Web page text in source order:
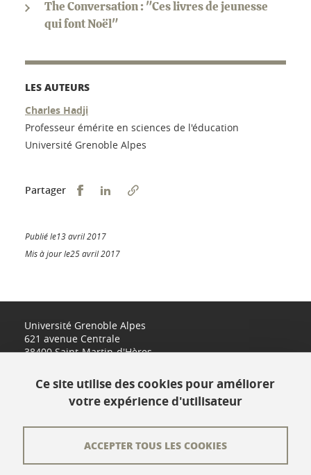
The Conversation : "Ces livres de jeunesse
qui font Noël"
LES AUTEURS
Charles Hadji
Professeur émérite en sciences de l'éducation
Université Grenoble Alpes
Partager Partager sur Facebook
Partager sur LinkedIn
Publié le13 avril 2017
Mis à jour le25 avril 2017
Université Grenoble Alpes
621 avenue Centrale
38400 Saint-Martin-d'Hères
L'équipe éditoriale
Ce site utilise des cookies pour améliorer
votre expérience d'utilisateur
ACCEPTER TOUS LES COOKIES